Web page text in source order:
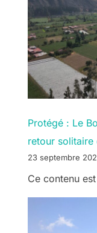
Protégé : Le
retour solitaire
23 septembre
Ce contenu